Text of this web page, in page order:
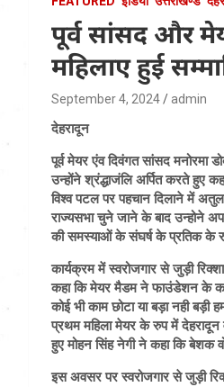
पूर्व सांसद और
महिलाए हुई
September 4, 2024 admin
देहरादून
पूर्व मेयर एंव दिवंगत सांसद मनोरमा
उन्होंने श्रंद्धाजंलि अर्पित करते हुए
विश्व पटल पर पहचान दिलाने में
राज्यसभा चुने जाने के बाद उन्होने
की समस्याओं के संघर्ष के प्रतिक के
कार्यक्रम में स्वरोजगार से जुड़ी
कहा कि मेयर मैडम ने फाउंडेशन के
कोई भी काम छोटा या बड़ा नही बड़ी
प्रथम महिला मेयर के रुप में देहरादून
हुए मोहन सिंह नेगी ने कहा कि बेशक
इस अवसर पर स्वरोजगार से जुड़ी